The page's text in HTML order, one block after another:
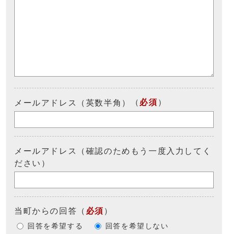
メールアドレス（英数半角） （ 必須 ）
メールアドレス（確認のためもう一度入力してく
ださい）
当町からの回答 （ 必須 ）
回答を希望する 回答を希望しない